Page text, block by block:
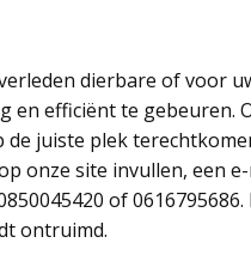
dierbare of voor
en efficiënt te gebeuren.
juiste plek
onze site invullen, een
of
ontruimd.